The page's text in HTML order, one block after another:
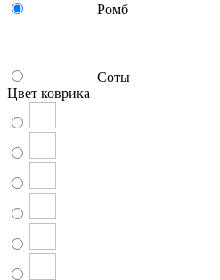
Ромб
Соты
Цвет коврика